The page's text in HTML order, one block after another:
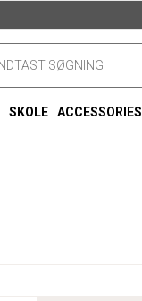
SKOLE ACCESSORIES